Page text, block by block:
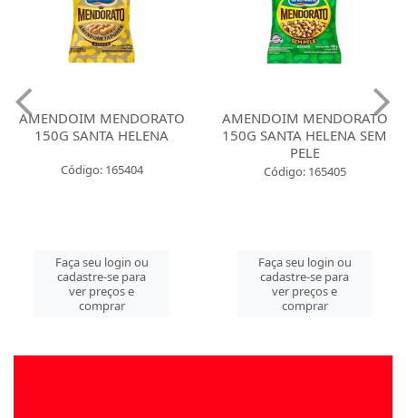
AMENDOIM MENDORATO
150G SANTA HELENA
Código: 165404
Faça seu login ou
cadastre-se para
ver preços e
comprar
AMENDOIM MENDORATO
150G SANTA HELENA SEM
PELE
Código: 165405
Faça seu login ou
cadastre-se para
ver preços e
comprar